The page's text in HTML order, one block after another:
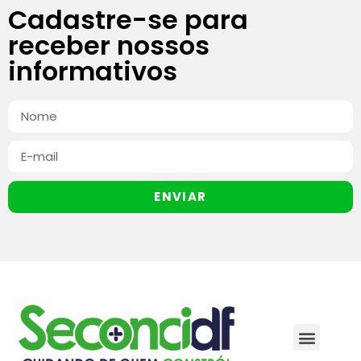
Cadastre-se para
receber nossos
informativos
ENVIAR